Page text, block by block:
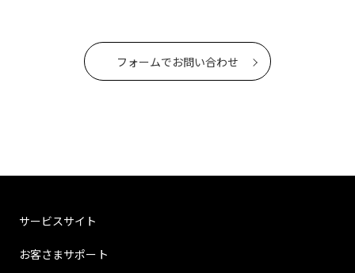
フォームでお問い合わせ
サービスサイト
お客さまサポート